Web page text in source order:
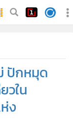
ปักหมุด
วใน
ง